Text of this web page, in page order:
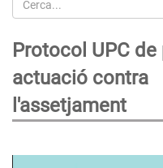
Protocol UPC
actuació contra
l'assetjament